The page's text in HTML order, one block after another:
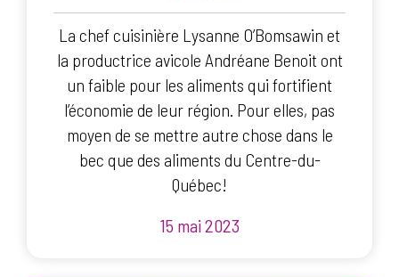
La chef cuisinière Lysanne O’Bomsawin et
la productrice avicole Andréane Benoit ont
un faible pour les aliments qui fortifient
l’économie de leur région. Pour elles, pas
moyen de se mettre autre chose dans le
bec que des aliments du Centre-du-
Québec!
15 mai 2023